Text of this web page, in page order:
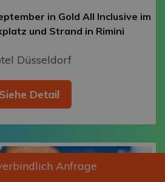
Anfrage
in Gold All Inclusive im
und Strand in Rimini
Düsseldorf
Siehe Detail